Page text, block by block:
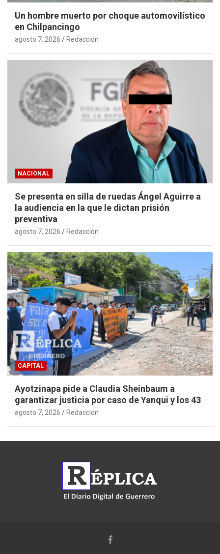
Un hombre muerto por choque automovilístico
en Chilpancingo
agosto 7, 2026 Redacción
NACIONAL
Se presenta en silla de ruedas Ángel Aguirre a
la audiencia en la que le dictan prisión
preventiva
agosto 7, 2026 Redacción
CAPITAL
Ayotzinapa pide a Claudia Sheinbaum a
garantizar justicia por caso de Yanqui y los 43
agosto 7, 2026 Redacción